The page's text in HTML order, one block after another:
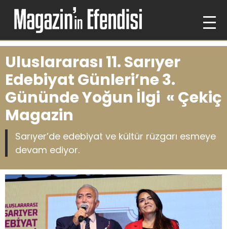
Uluslararası 11. Sarıyer
Edebiyat Günleri’ne 3.
Gününde Yoğun İlgi « Çekiç
Magazin
Sarıyer’de edebiyat ve kültür rüzgarı esmeye
devam ediyor.